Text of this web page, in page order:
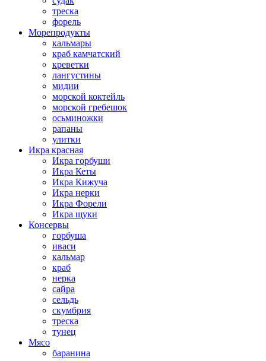
треска
форель
Морепродукты
кальмары
краб камчатский
креветки
лангустины
мидии
морской коктейль
морской гребешок
осьминожки
рапаны
улитки
Икра красная
Икра горбуши
Икра Кеты
Икра Кижуча
Икра нерки
Икра Форели
Икра щуки
Консервы
горбуша
иваси
кальмар
краб
нерка
сайра
сельдь
скумбрия
треска
тунец
Мясо
баранина